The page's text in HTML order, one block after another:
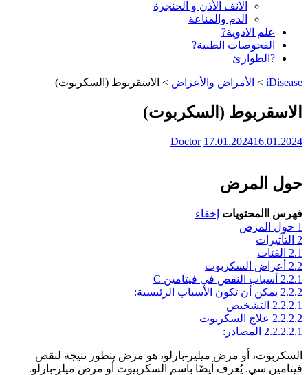
الأنف الأذن و الحنجرة
الدم والمناعة
علم الادوية?
الفحوصات الطبية?
?الطوارئ
iDisease
> الأمراض والأعراض > الاسقربوط (السكربوت)
الاسقربوط (السكربوت)
17.01.202416.01.2024
Doctor
حول المرض
فهرس االمحتويات إخفاء
1 حول المرض
2 التآثيرات
2.1 الفئات
2.2
أعراض السكربوت
2.2.1 أسباب النقص في فيتامين C
2.2.2 يمكن أن تكون الأسباب الرئيسية:
2.2.2.1 التشخيص
2.2.2.2 علاج السكربوت
2.2.2.2.1 المصادر:
السكربوت، أو مرض ميلير-بارلو، هو مرض يتطور نتيجة لنقص
فيتامين سي. يُعرف أيضًا باسم السكربيوت أو مرض ميلر-بارلو.